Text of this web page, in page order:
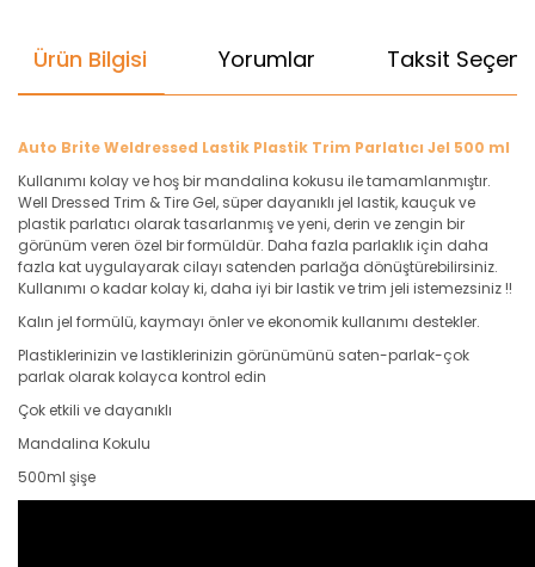
Ürün Bilgisi Yorumlar Taksit
Auto Brite Weldressed Lastik Plastik Trim Parlatıcı Jel 500 ml
Kullanımı kolay ve hoş bir mandalina kokusu ile tamamlanmıştır.
Well Dressed Trim & Tire Gel, süper dayanıklı jel lastik, kauçuk ve
plastik parlatıcı olarak tasarlanmış ve yeni, derin ve zengin bir
görünüm veren özel bir formüldür. Daha fazla parlaklık için daha
fazla kat uygulayarak cilayı satenden parlağa dönüştürebilirsiniz.
Kullanımı o kadar kolay ki, daha iyi bir lastik ve trim jeli istemezsiniz !!
Kalın jel formülü, kaymayı önler ve ekonomik kullanımı destekler.
Plastiklerinizin ve lastiklerinizin görünümünü saten-parlak-çok
parlak olarak kolayca kontrol edin
Çok etkili ve dayanıklı
Mandalina Kokulu
500ml şişe